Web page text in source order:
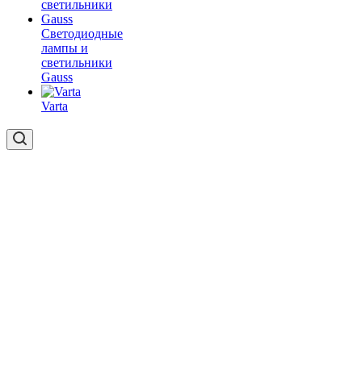
Светодиодные
лампы и
светильники
Gauss
Varta